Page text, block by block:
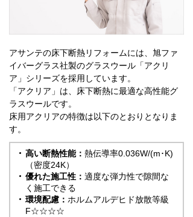
アサンテの床下断熱リフォームには、旭ファ
イバーグラス社製のグラスウール「アクリ
ア」シリーズを採用しています。
「アクリア」は、床下断熱に最適な高性能グ
ラスウールです。
床用アクリアの特徴は以下のとおりとなりま
す。
高い断熱性能： 熱伝導率0.036W/(m･K)
（密度24K）
優れた施工性： 適度な弾力性で隙間な
く施工できる
環境配慮： ホルムアルデヒド放散等級
F☆☆☆☆